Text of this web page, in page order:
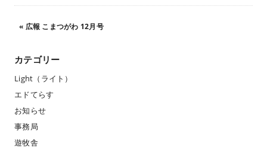
« 広報 こまつがわ 12月号
カテゴリー
Light（ライト）
エドてらす
お知らせ
事務局
遊牧舎